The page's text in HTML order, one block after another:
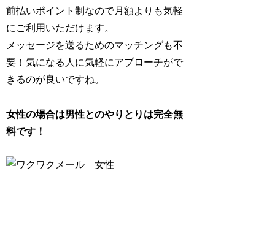
前払いポイント制なので月額よりも気軽
にご利用いただけます。
メッセージを送るためのマッチングも不
要！気になる人に気軽にアプローチがで
きるのが良いですね。
女性の場合は男性とのやりとりは完全無
料です！